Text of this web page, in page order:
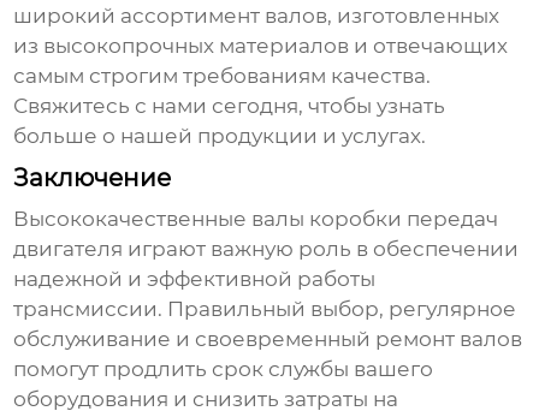
широкий ассортимент валов, изготовленных
из высокопрочных материалов и отвечающих
самым строгим требованиям качества.
Свяжитесь с нами сегодня, чтобы узнать
больше о нашей продукции и услугах.
Заключение
Высококачественные валы коробки передач
двигателя играют важную роль в обеспечении
надежной и эффективной работы
трансмиссии. Правильный выбор, регулярное
обслуживание и своевременный ремонт валов
помогут продлить срок службы вашего
оборудования и снизить затраты на